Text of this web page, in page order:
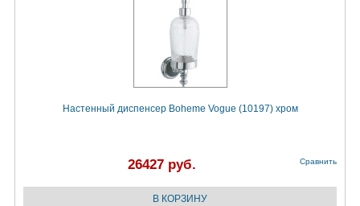
Настенный диспенсер Boheme Vogue (10197) хром
26427 руб. Сравнить